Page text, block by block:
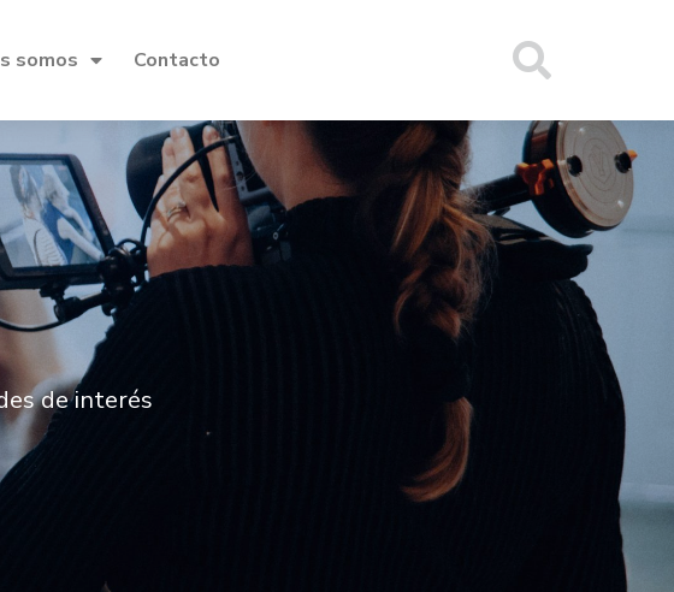
somos Contacto
de interés